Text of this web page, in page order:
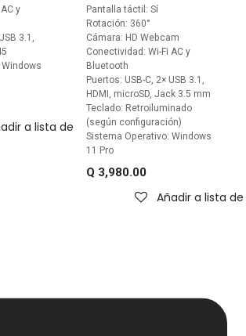
y
3.1,
a lista de deseos
Pantalla táctil: Sí
Rotación: 360°
Cámara: HD Webcam
Conectividad: Wi-Fi AC y
Bluetooth
Puertos: USB-C, 2× USB 3.1,
HDMI, microSD, Jack 3.5 mm
Teclado: Retroiluminado
(según configuración)
Sistema Operativo: Windows
11 Pro
Q 3,980.00
Añadir a lista